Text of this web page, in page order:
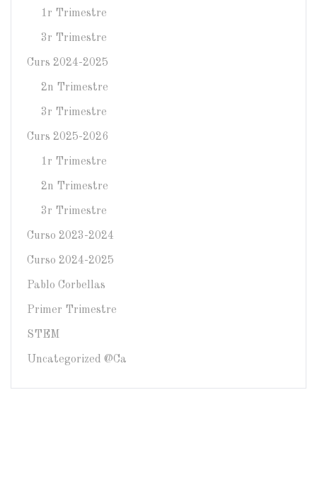
1r Trimestre
3r Trimestre
Curs 2024-2025
2n Trimestre
3r Trimestre
Curs 2025-2026
1r Trimestre
2n Trimestre
3r Trimestre
Curso 2023-2024
Curso 2024-2025
Pablo Corbellas
Primer Trimestre
STEM
Uncategorized @ca